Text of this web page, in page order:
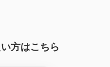
方はこちら